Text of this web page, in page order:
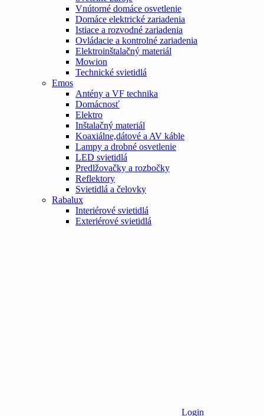
Vnútorné domáce osvetlenie
Domáce elektrické zariadenia
Istiace a rozvodné zariadenia
Ovládacie a kontrolné zariadenia
Elektroinštalačný materiál
Mowion
Technické svietidlá
Emos
Antény a VF technika
Domácnosť
Elektro
Inštalačný materiál
Koaxiálne,dátové a AV káble
Lampy a drobné osvetlenie
LED svietidlá
Predlžovačky a rozbočky
Reflektory
Svietidlá a čelovky
Rabalux
Interiérové svietidlá
Exteriérové svietidlá
Login